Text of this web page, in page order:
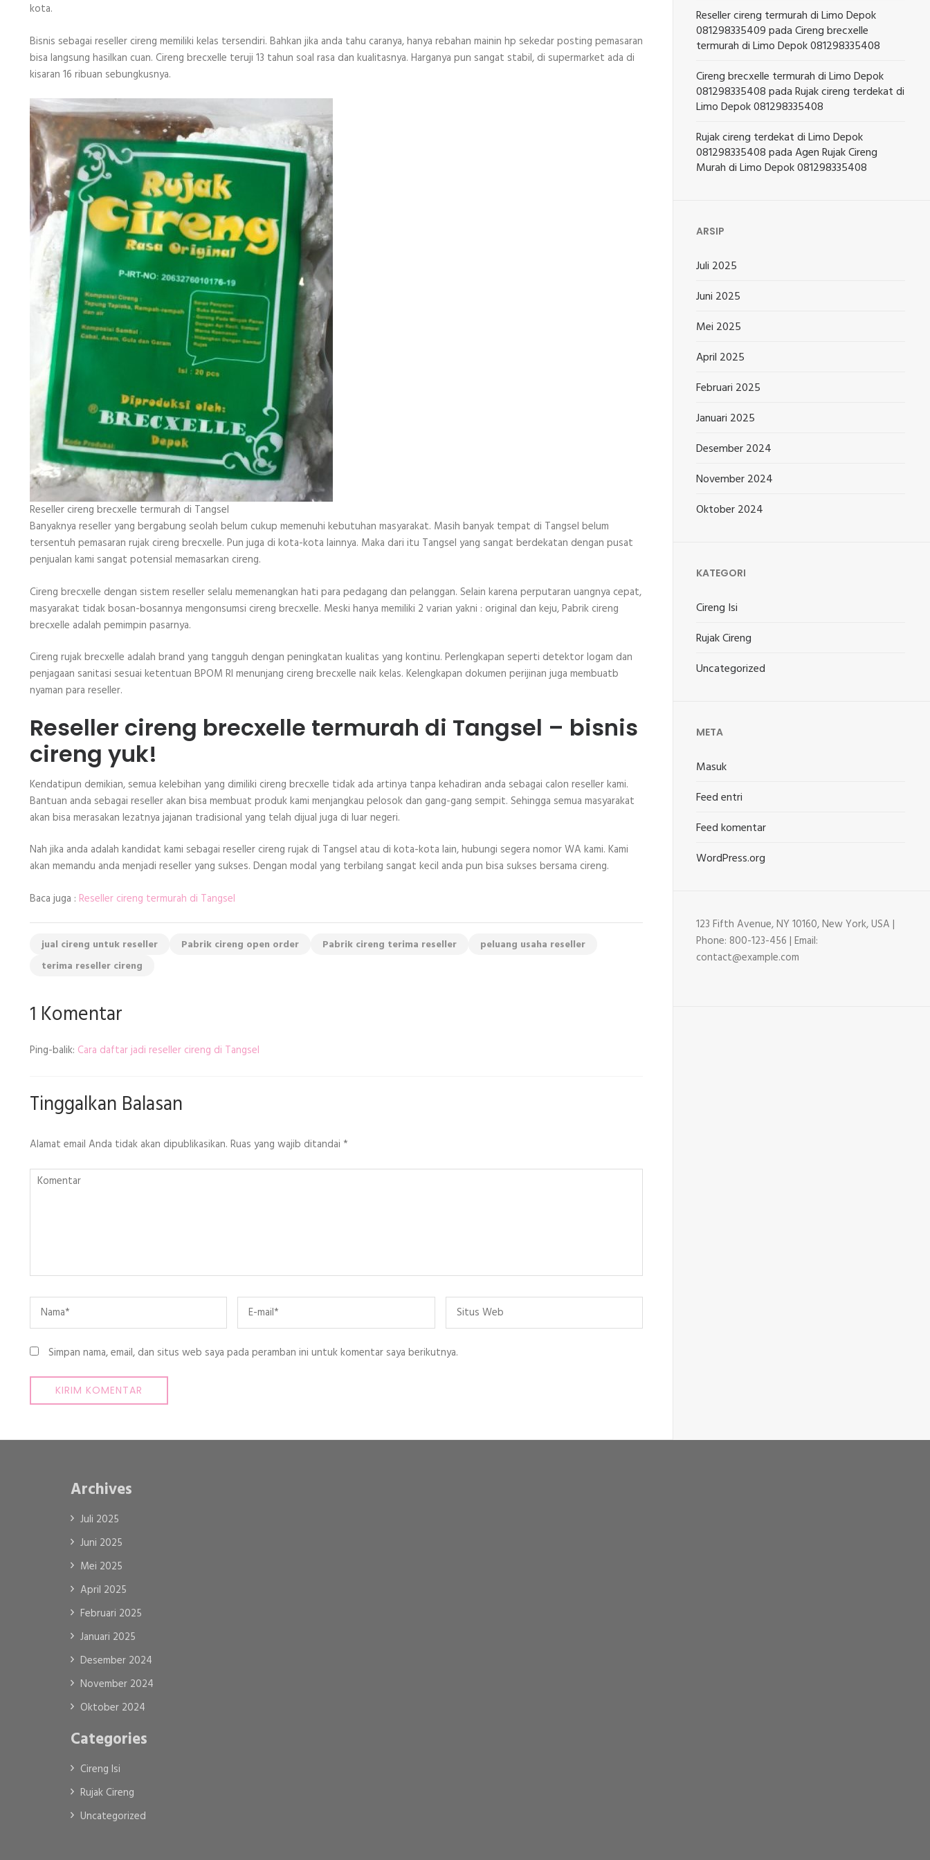
kota.
Bisnis sebagai reseller cireng memiliki kelas tersendiri. Bahkan jika anda tahu caranya, hanya rebahan mainin hp sekedar posting pemasaran
bisa langsung hasilkan cuan. Cireng brecxelle teruji 13 tahun soal rasa dan kualitasnya. Harganya pun sangat stabil, di supermarket ada di
kisaran 16 ribuan sebungkusnya.
Reseller cireng brecxelle termurah di Tangsel
Banyaknya reseller yang bergabung seolah belum cukup memenuhi kebutuhan masyarakat. Masih banyak tempat di Tangsel belum
tersentuh pemasaran rujak cireng brecxelle. Pun juga di kota-kota lainnya. Maka dari itu Tangsel yang sangat berdekatan dengan pusat
penjualan kami sangat potensial memasarkan cireng.
Cireng brecxelle dengan sistem reseller selalu memenangkan hati para pedagang dan pelanggan. Selain karena perputaran uangnya cepat,
masyarakat tidak bosan-bosannya mengonsumsi cireng brecxelle. Meski hanya memiliki 2 varian yakni : original dan keju, Pabrik cireng
brecxelle adalah pemimpin pasarnya.
Cireng rujak brecxelle adalah brand yang tangguh dengan peningkatan kualitas yang kontinu. Perlengkapan seperti detektor logam dan
penjagaan sanitasi sesuai ketentuan BPOM RI menunjang cireng brecxelle naik kelas. Kelengkapan dokumen perijinan juga membuatb
nyaman para reseller.
Reseller cireng brecxelle termurah di Tangsel – bisnis
cireng yuk!
Kendatipun demikian, semua kelebihan yang dimiliki cireng brecxelle tidak ada artinya tanpa kehadiran anda sebagai calon reseller kami.
Bantuan anda sebagai reseller akan bisa membuat produk kami menjangkau pelosok dan gang-gang sempit. Sehingga semua masyarakat
akan bisa merasakan lezatnya jajanan tradisional yang telah dijual juga di luar negeri.
Nah jika anda adalah kandidat kami sebagai reseller cireng rujak di Tangsel atau di kota-kota lain, hubungi segera nomor WA kami. Kami
akan memandu anda menjadi reseller yang sukses. Dengan modal yang terbilang sangat kecil anda pun bisa sukses bersama cireng.
Baca juga : Reseller cireng termurah di Tangsel
jual cireng untuk reseller Pabrik cireng open order Pabrik cireng terima reseller
peluang usaha reseller
terima reseller cireng
1 Komentar
Ping-balik: Cara daftar jadi reseller cireng di Tangsel
Tinggalkan Balasan
Alamat email Anda tidak akan dipublikasikan. Ruas yang wajib ditandai *
Komentar
Name Email
Situs
Web
Simpan nama, email, dan situs web saya pada peramban ini untuk komentar saya berikutnya.
Reseller cireng termurah di Limo Depok
081298335409padaCireng brecxelle
termurah di Limo Depok 081298335408
Cireng brecxelle termurah di Limo Depok
081298335408padaRujak cireng terdekat di
Limo Depok 081298335408
Rujak cireng terdekat di Limo Depok
081298335408padaAgen Rujak Cireng
Murah di Limo Depok 081298335408
ARSIP
Juli 2025
Juni 2025
Mei 2025
April 2025
Februari 2025
Januari 2025
Desember 2024
November 2024
Oktober 2024
KATEGORI
Cireng Isi
Rujak Cireng
Uncategorized
META
Masuk
Feed entri
Feed komentar
WordPress.org
123 Fifth Avenue, NY 10160, New York, USA |
Phone: 800-123-456 | Email:
contact@example.com
Archives
Juli 2025
Juni 2025
Mei 2025
April 2025
Februari 2025
Januari 2025
Desember 2024
November 2024
Oktober 2024
Categories
Cireng Isi
Rujak Cireng
Uncategorized